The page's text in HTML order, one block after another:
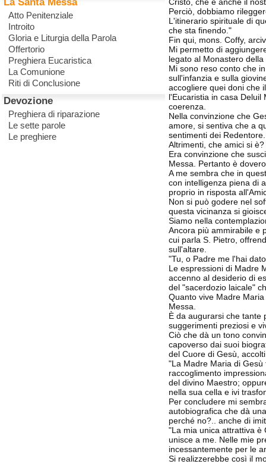
Atto Penitenziale
Introito
Gloria e Liturgia della Parola
Offertorio
Preghiera Eucaristica
La Comunione
Riti di Conclusione
Devozione
Preghiera di riparazione
Le sette parole
Le preghiere
Perciò, dobbiamo
L'itinerario spirituale di
che sta finendo."
Fin qui, mons. Coffy,
Mi permetto di
legato al Monastero
Mi sono reso conto che
sull'infanzia e sulla
accogliere quei doni che
l'Eucaristia in casa
coerenza.
Nella convinzione che
amore, si sentiva che a
sentimenti dei Redentore.
Altrimenti, che amici si è?
Era convinzione che
Messa. Pertanto è
A me sembra che in
con intelligenza piena di
proprio in risposta
Non si può godere nel
questa vicinanza si
Siamo nella
Ancora più ammirabile e
cui parla S. Pietro,
sull'altare.
"Tu, o Padre me l'hai
Le espressioni di Madre
accenno al desiderio di
del "sacerdozio laicale"
Quanto vive Madre
Messa.
È da augurarsi che tante
suggerimenti preziosi e
Ciò che dà un tono
capoverso dai suoi
del Cuore di Gesù,
"La Madre Maria di
raccoglimento
del divino Maestro;
nella sua cella e ivi
Per concludere mi
autobiografica che dà
perché no?.. anche di
"La mia unica attrattiva è
unisce a me. Nelle mie
incessantemente per le
Si realizzerebbe così il